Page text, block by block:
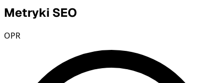
Metryki SEO
OPR